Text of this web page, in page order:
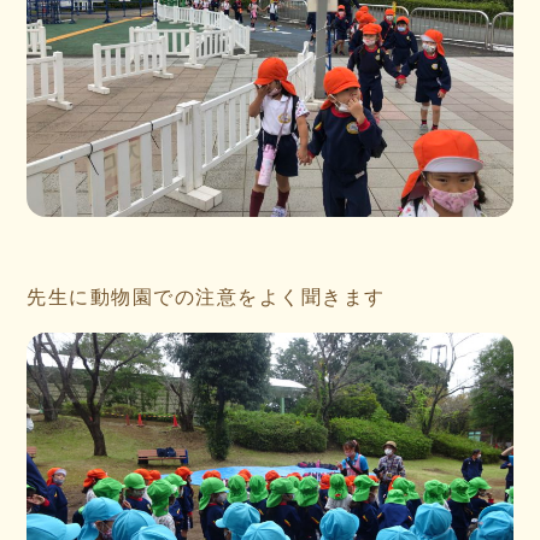
先生に動物園での注意をよく聞きます